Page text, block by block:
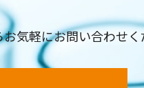
お気軽にお問い合わせく